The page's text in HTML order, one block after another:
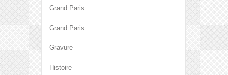
Grand Paris
Grand Paris
Gravure
Histoire